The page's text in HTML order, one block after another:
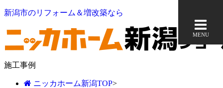
新潟市のリフォーム＆増改築なら
MENU
施工事例
ニッカホーム新潟TOP>